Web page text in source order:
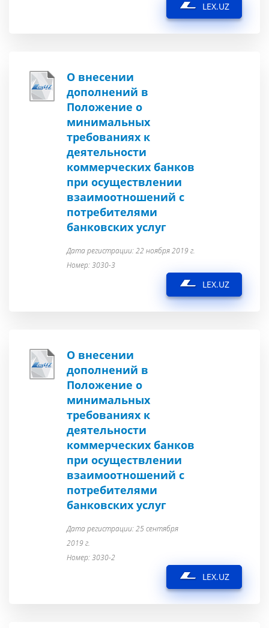
LEX.UZ
О внесении
дополнений в
Положение о
минимальных
требованиях к
деятельности
коммерческих банков
при осуществлении
взаимоотношений с
потребителями
банковских услуг
Дата регистрации: 22 ноября 2019 г.
Номер: 3030-3
LEX.UZ
О внесении
дополнений в
Положение о
минимальных
требованиях к
деятельности
коммерческих банков
при осуществлении
взаимоотношений с
потребителями
банковских услуг
Дата регистрации: 25 сентября
2019 г.
Номер: 3030-2
LEX.UZ